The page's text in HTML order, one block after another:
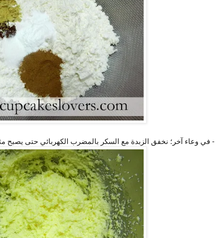
- في وعاء آخر؛ نخفق الزبدة مع السكر بالمضرب الكهربائي حتى يصبح